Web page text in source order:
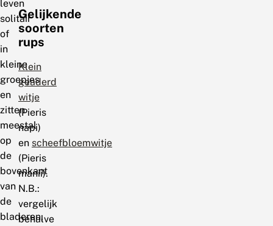
leven
solitair
of
in
kleine
groepjes
en
zitten
meestal
op
de
bovenkant
van
de
bladeren,
Gelijkende
soorten
rups
Klein
geaderd
witje
(Pieris
napi)
en scheefbloemwitje
(Pieris
manii).
N.B.:
vergelijk
behalve